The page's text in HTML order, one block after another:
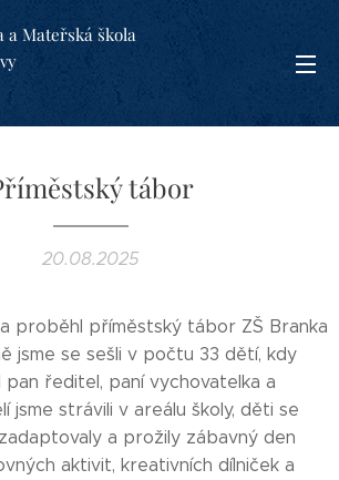
a Mateřská škola
tábor
20.08.2025
proběhl příměstský tábor ZŠ Branka
jsme se sešli v počtu 33 dětí, kdy
ředitel, paní vychovatelka a
jsme strávili v areálu školy, děti se
a prožily zábavný den
aktivit, kreativních dílniček a